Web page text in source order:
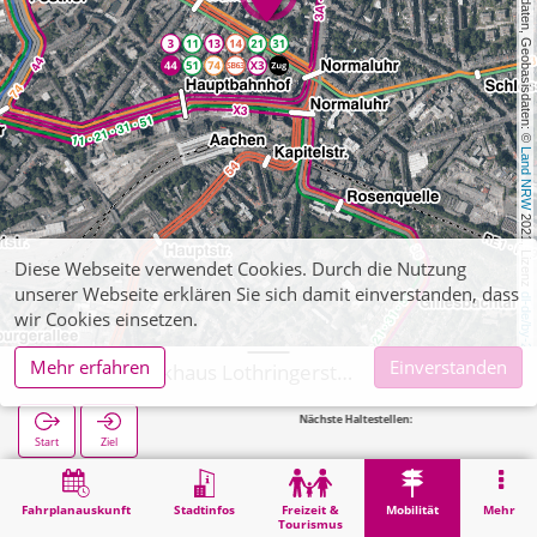
, Kartendaten, Geobasisdaten: ©
Land NRW
2021, Lizenz
dl-de/by-2-0
Fahrplanauskunft Stadtinfos
Freizeit &
Tourismus
Mobilität Mehr
Start Ziel
Nächste Haltestellen:
Mobilität Parkhäuser (sonstige) Aachen, Parkhaus Lothringerstraße
Diese Webseite verwendet Cookies. Durch die Nutzung
unserer Webseite erklären Sie sich damit einverstanden, dass
wir Cookies einsetzen.
Mehr erfahren
Einverstanden